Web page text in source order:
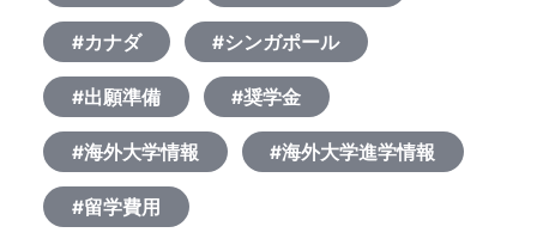
#カナダ #シンガポール
#出願準備 #奨学金
#海外大学情報 #海外大学進学情報
#留学費用